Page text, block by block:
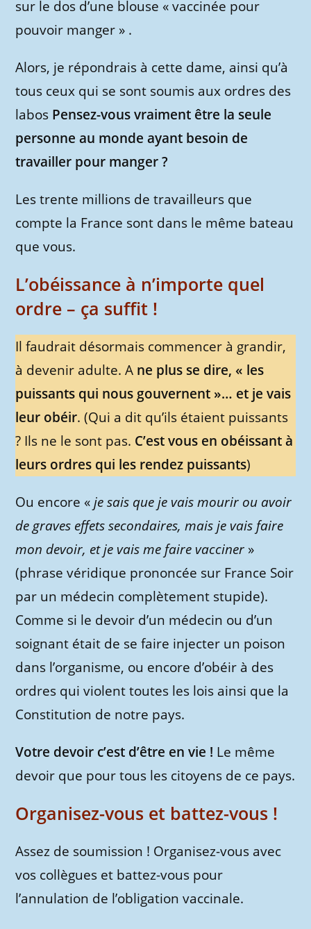
sur le dos d’une blouse « vaccinée pour
pouvoir manger » .
Alors, je répondrais à cette dame, ainsi qu’à
tous ceux qui se sont soumis aux ordres des
labos Pensez-vous vraiment être la seule
personne au monde ayant besoin de
travailler pour manger ?
Les trente millions de travailleurs que
compte la France sont dans le même bateau
que vous.
L’obéissance à n’importe quel
ordre – ça suffit !
Il faudrait désormais commencer à grandir,
à devenir adulte. A ne plus se dire, « les
puissants qui nous gouvernent »… et je vais
leur obéir. (Qui a dit qu’ils étaient puissants
? Ils ne le sont pas. C’est vous en obéissant à
leurs ordres qui les rendez puissants)
Ou encore «je sais que je vais mourir ou avoir
de graves effets secondaires, mais je vais faire
mon devoir, et je vais me faire vacciner »
(phrase véridique prononcée sur France Soir
par un médecin complètement stupide).
Comme si le devoir d’un médecin ou d’un
soignant était de se faire injecter un poison
dans l’organisme, ou encore d’obéir à des
ordres qui violent toutes les lois ainsi que la
Constitution de notre pays.
Votre devoir c’est d’être en vie ! Le même
devoir que pour tous les citoyens de ce pays.
Organisez-vous et battez-vous !
Assez de soumission ! Organisez-vous avec
vos collègues et battez-vous pour
l’annulation de l’obligation vaccinale.